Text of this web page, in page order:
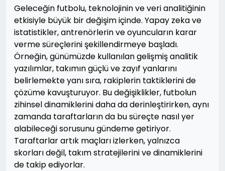
Geleceğin futbolu, teknolojinin ve veri analitiğinin
etkisiyle büyük bir değişim içinde. Yapay zeka ve
istatistikler, antrenörlerin ve oyuncuların karar
verme süreçlerini şekillendirmeye başladı.
Örneğin, günümüzde kullanılan gelişmiş analitik
yazılımlar, takımın güçlü ve zayıf yanlarını
belirlemekte yanı sıra, rakiplerin taktiklerini de
çözüme kavuşturuyor. Bu değişiklikler, futbolun
zihinsel dinamiklerini daha da derinleştirirken, aynı
zamanda taraftarların da bu süreçte nasıl yer
alabileceği sorusunu gündeme getiriyor.
Taraftarlar artık maçları izlerken, yalnızca
skorları değil, takım stratejilerini ve dinamiklerini
de takip ediyorlar.